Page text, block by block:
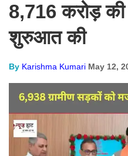
8,716 करोड़ की
शुरुआत की
By Karishma Kumari May 12,